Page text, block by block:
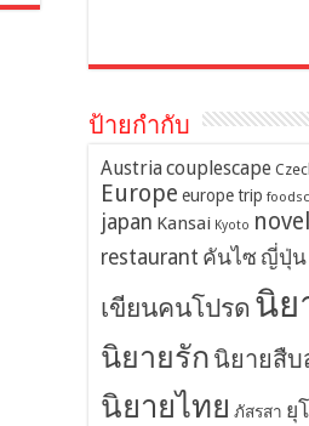
ป้ายกำกับ
Austriacouplescape
Europe europe trip
japan Kansai Kyoto novel
restaurant คันไซ ญี่ปุ่น
เขียนคนโปรด นิย
นิยายรัก นิยายสื
นิยายไทย ภัสรสา ยุ